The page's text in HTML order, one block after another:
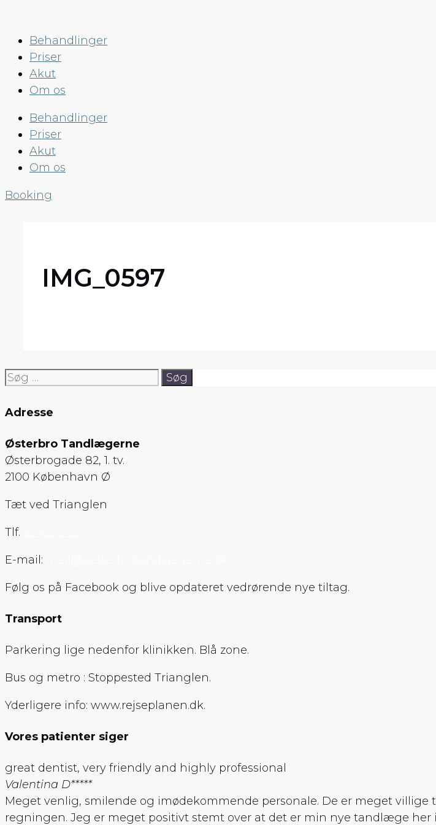
indholdBehandlinger
Priser
Akut
Om os
Behandlinger
Priser
Akut
Om os
Booking
IMG_0597
Søg
Adresse
Østerbro Tandlægerne
Østerbrogade 82, 1. tv.
2100 København Ø
Tæt ved Trianglen
Tlf.
E-mail:
Følg os på Facebook og blive opdateret vedrørende nye tiltag.
Transport
Parkering lige nedenfor klinikken. Blå zone.
Bus og metro : Stoppested Trianglen.
Yderligere info: www.rejseplanen.dk.
Vores patienter siger
great dentist, very friendly and highly professional
Valentina D*****
Meget venlig, smilende og imødekommende personale. De er meget
regningen. Jeg er meget positivt stemt over at det er min nye tandlæge her